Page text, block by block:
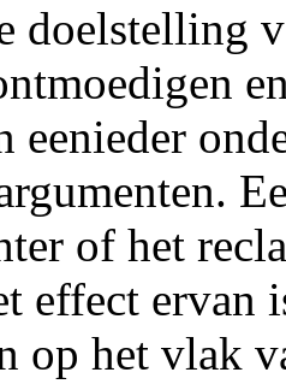
doelstelling
eenieder
of het
effect ervan
op het vlak